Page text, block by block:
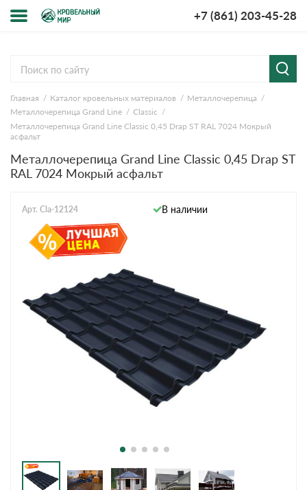
+7 (861) 203-45-28
компании
и оплата
ответы
Главная Каталог кровельных материалов
Металлочерепица
Металлочерепица Grand Line
Classic
Металлочерепица Grand Line Classic 0,45 Drap ST RAL 7024 Мокрый
асфальт
Металлочерепица Grand Line Classic 0,45 Drap ST
RAL 7024 Мокрый асфальт
Арт. Cla-12124 В наличии